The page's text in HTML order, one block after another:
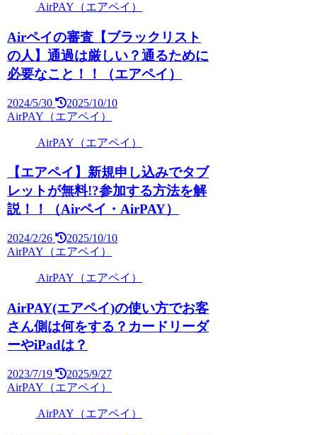
AirPAY（エアペイ）
Airペイの審査【ブラックリスト
の人】通過は厳しい？通るために
必要なこと！！（エアペイ）
2024/5/30
2025/10/10
AirPAY（エアペイ）
AirPAY（エアペイ）
【エアペイ】新規申し込みでタブ
レットが無料!?参加する方法を解
説！！（Airペイ・AirPAY）
2024/2/26
2025/10/10
AirPAY（エアペイ）
AirPAY（エアペイ）
AirPAY(エアペイ)の使い方でお客
さん側は何をする？カードリーダ
ーやiPadは？
2023/7/19
2025/9/27
AirPAY（エアペイ）
AirPAY（エアペイ）